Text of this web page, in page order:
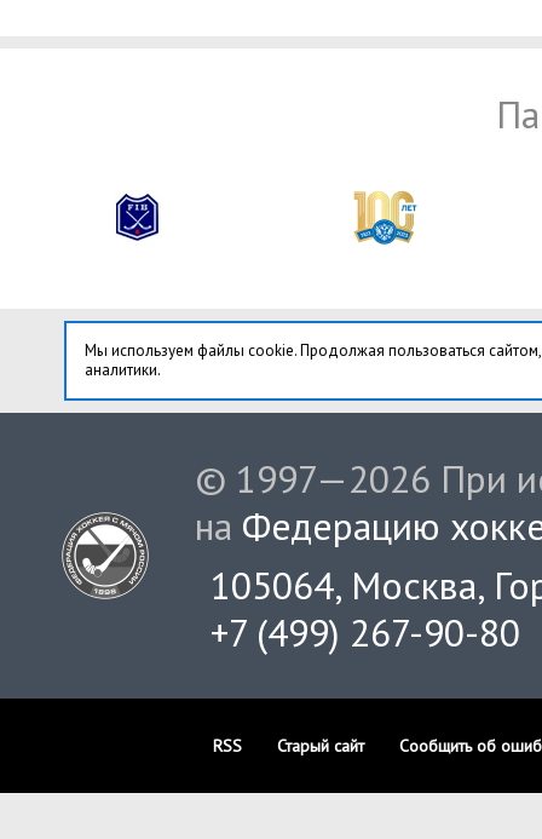
Мы используем файлы cookie. Продолжая пользоваться
аналитики.
© 1997—2026 При
на Федерацию
105064, Москва,
+7 (499) 267-90-80
RSS Старый сайт Сообщить об